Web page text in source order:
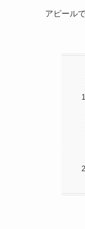
アピール